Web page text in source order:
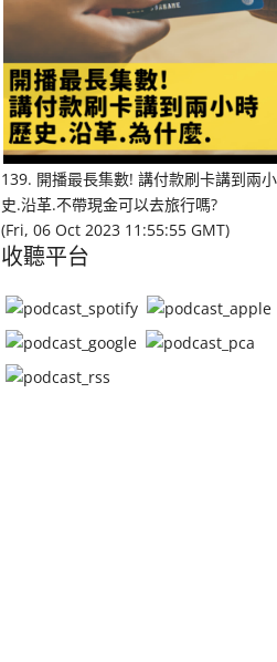
提
或
降
低
量
139. 開播最長集數! 講付款刷卡講到兩
史.沿革.不帶現金可以去旅行嗎?
(Fri, 06 Oct 2023 11:55:55 GMT)
收聽平台